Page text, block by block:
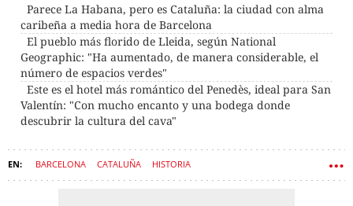
Parece La Habana, pero es Cataluña: la ciudad con alma
caribeña a media hora de Barcelona
El pueblo más florido de Lleida, según National
Geographic: "Ha aumentado, de manera considerable, el
número de espacios verdes"
Este es el hotel más romántico del Penedès, ideal para San
Valentín: "Con mucho encanto y una bodega donde
descubrir la cultura del cava"
BARCELONA CATALUÑA HISTORIA